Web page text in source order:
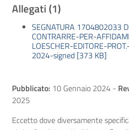
Allegati (1)
SEGNATURA 1704802033
CONTRARRE-PER-
LOESCHER-EDITORE-
2024-signed [373 KB]
Pubblicato: 10 Gennaio 2024 -
2025
Eccetto dove diversamente